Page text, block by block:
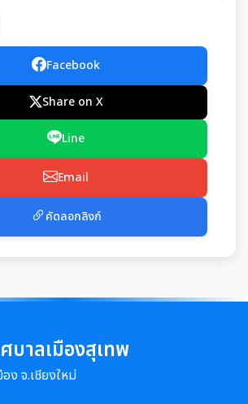
ารความรู้
ำหนดตำแหน่ง
ประชุม ก.จ. ก.ท. และ ก.อบต.
นเงินเดือน
พนักงานส่วนท้องถิ่น
กับการแต่งเครื่องแบบข้าราชการ
ารลา
รคัดเลือกเข้ารับการอบรม
างและพัฒนาพนักงาน และข้าราชการท้อง
ะชาชน
วทางการขอรับบริการสำหรับประชาชน
ารให้บริการ
การสำรวจความพึงพอใจการให้บริการ
ครองข้อมูลส่วนบุคคล
ระมาณรายจ่าย
ายจ่ายประจำปี
าณรายจ่ายประจำปี
ายงบประมาณประจำปี
งหรือการจัดหาพัสดุ
จัดซื้อจัดจ้างหรือการจัดหาพัสดุ (งบลงทุน)
พัฒนาทรัพยากรบุคคล
รบริหารและพัฒนาทรัพยากรบุคคล
ารและพัฒนาทรัพยากรบุคคล
ทุจริต
รจัดการเรื่องร้องเรียนการทุจริตฯ
Facebook
Share on X
Line
Email
คัดลอกลิงก์
บาลเมืองสุเทพ
อง จ.เชียงใหม่